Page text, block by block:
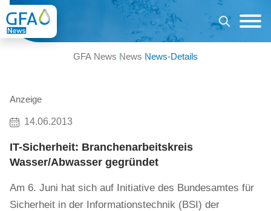
GFA News News News-Details
Anzeige
14.06.2013
IT-Sicherheit: Branchenarbeitskreis
Wasser/Abwasser gegründet
Am 6. Juni hat sich auf Initiative des Bundesamtes für
Sicherheit in der Informationstechnik (BSI) der